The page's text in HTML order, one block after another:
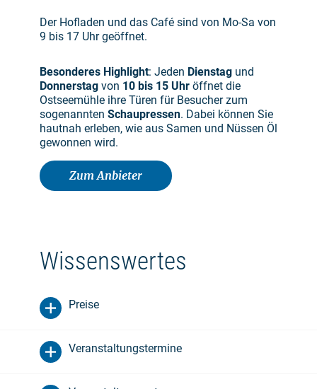
Der Hofladen und das Café sind von Mo-Sa von
9 bis 17 Uhr geöffnet.
Besonderes Highlight: Jeden Dienstag und
Donnerstag von 10 bis 15 Uhr öffnet die
Ostseemühle ihre Türen für Besucher zum
sogenannten Schaupressen. Dabei können Sie
hautnah erleben, wie aus Samen und Nüssen Öl
gewonnen wird.
Zum Anbieter
Wissenswertes
Preise
Veranstaltungstermine